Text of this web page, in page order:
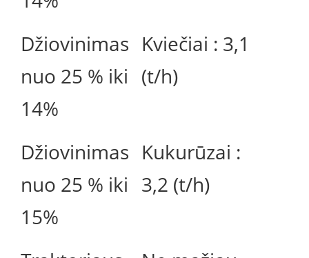
Džiovinimas
nuo 25 % iki
14%
Kviečiai : 3,1
(t/h)
Džiovinimas
nuo 25 % iki
15%
Kukurūzai :
3,2 (t/h)